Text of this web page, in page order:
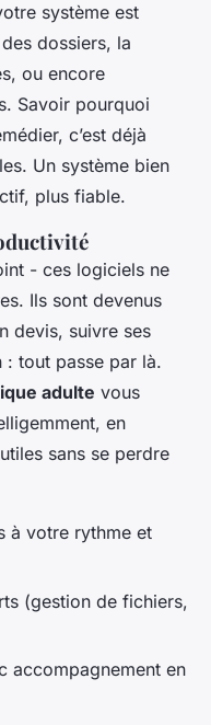
système est
dossiers, la
ou encore
Savoir pourquoi
c’est déjà
Un système bien
plus fiable.
- ces logiciels ne
Ils sont devenus
devis, suivre ses
: tout passe par là.
adulte vous
en
sans se perdre
à votre rythme et
(gestion de fichiers,
accompagnement en